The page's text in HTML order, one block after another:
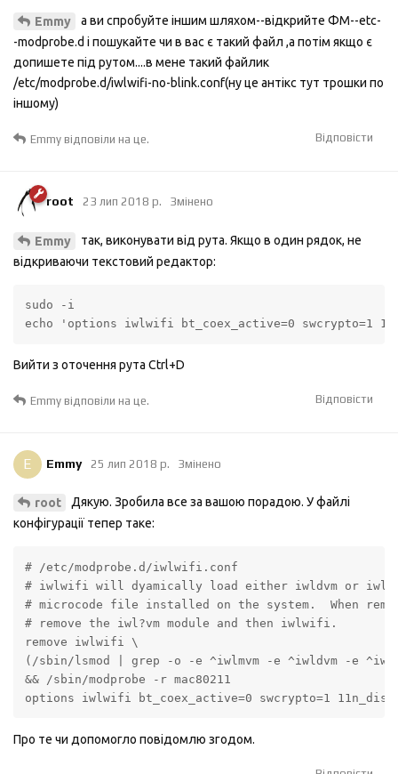
Emmy
а ви спробуйте іншим шляхом--відкрийте ФМ--etc-
-modprobe.d і пошукайте чи в вас є такий файл ,а потім якщо є
допишете під рутом....в мене такий файлик
/etc/modprobe.d/iwlwifi-no-blink.conf(ну це антікс тут трошки по
іншому)
Відповісти
Emmy відповіли на це.
root 23 лип 2018 р. Змінено
Emmy
так, виконувати від рута. Якщо в один рядок, не
відкриваючи текстовий редактор:
sudo -i
echo 'options iwlwifi bt_coex_active=0 swcrypto=1
Вийти з оточення рута Ctrl+D
Відповісти
Emmy відповіли на це.
E Emmy 25 лип 2018 р. Змінено
root
Дякую. Зробила все за вашою порадою. У файлі
конфігурації тепер таке:
# /etc/modprobe.d/iwlwifi.conf
# iwlwifi will dyamically load either iwldvm or
# microcode file installed on the system.  When
# remove the iwl?vm module and then iwlwifi.
remove iwlwifi \
(/sbin/lsmod | grep -o -e ^iwlmvm -e ^iwldvm -e
&& /sbin/modprobe -r mac80211
options iwlwifi bt_coex_active=0 swcrypto=1
Про те чи допомогло повідомлю згодом.